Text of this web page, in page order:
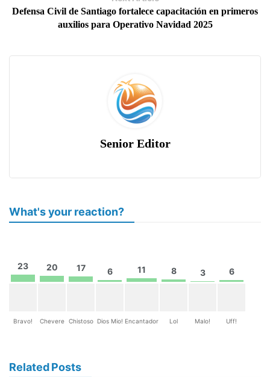
Defensa Civil de Santiago fortalece capacitación en primeros
auxilios para Operativo Navidad 2025
Senior Editor
What's your reaction?
23
Bravo!
20
Chevere
17
Chistoso
6
Dios Mio!
11
Encantador
8
Lol
3
Malo!
6
Uff!
Related Posts